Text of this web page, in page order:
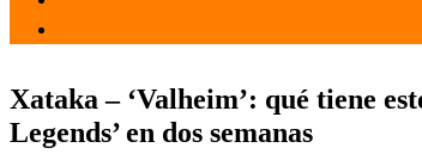
Xataka – ‘Valheim’: qué tiene
Legends’ en dos semanas